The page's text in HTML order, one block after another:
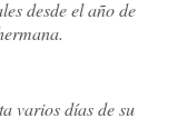
desde el año de
varios días de su